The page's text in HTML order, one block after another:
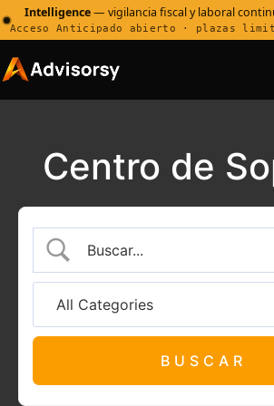
Intelligence— vigilancia fiscal y laboral
Acceso Anticipado abierto · plazas
Centro de